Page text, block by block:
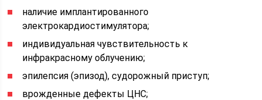
наличие имплантированного
электрокардиостимулятора;
индивидуальная чувствительность к
инфракрасному облучению;
эпилепсия (эпизод), судорожный приступ;
врожденные дефекты ЦНС;